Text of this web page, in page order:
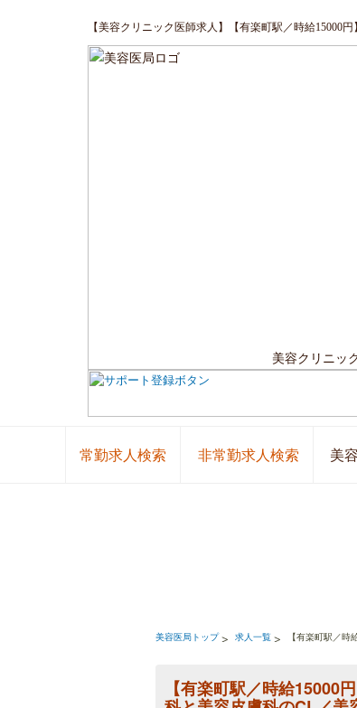
【美容クリニック医師求人】【有楽町駅／時給
美容クリニッ
常勤求人検索 非常勤求人検索 美
美容医局トップ 求人一覧 【有楽町駅／
【有楽町駅／時給